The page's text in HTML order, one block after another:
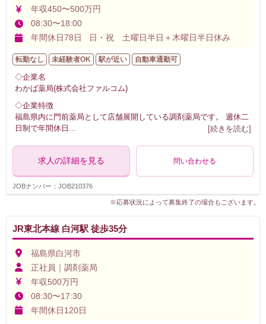
年収450〜500万円
08:30〜18:00
年間休日78日 日・祝 土曜日半日＋木曜日半日休み
転勤なし 未経験者OK 駅が近い 自動車通勤可
◇企業名
わかば薬局(株式会社ファルコム)
◇企業特徴
福島県内に門前薬局として店舗展開している調剤薬局です。 週休二
日制で年間休日 ... [続きを読む]
求人の詳細を見る 問い合わせる
JOBナンバー：JOB210376
※応募状況によって募集終了の場合もございます。
JR東北本線 白河駅 徒歩35分
福島県白河市
正社員｜調剤薬局
年収500万円
08:30〜17:30
年間休日120日